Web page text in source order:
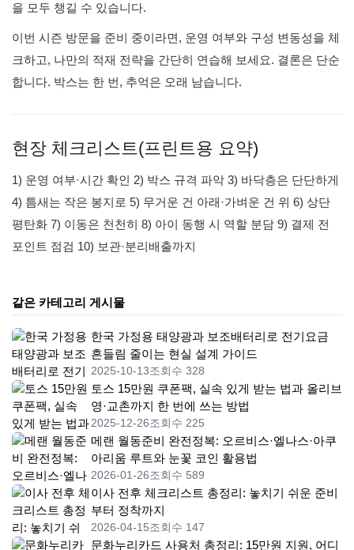
을 모두 챙길 수 있습니다.
이번 시즌 방문을 준비 중이라면, 운영 여부와 구성 변동성을 체
크하고, 나만의 적재 전략을 간단히 연습해 보세요. 결론은 단순
합니다. 박스는 한 번, 추억은 오래 남습니다.
현장 체크리스트(프린트용 요약)
1) 운영 여부·시간 확인 2) 박스 규격 파악 3) 바닥층은 단단하게
4) 틈새는 작은 봉지로 5) 무거운 건 아래·가벼운 건 위 6) 상단
평탄화 7) 이동은 천천히 8) 아이 동행 시 역할 분담 9) 결제 전
포인트 점검 10) 보관·분리배출까지
같은 카테고리 게시물
한국 가정용 태양광과 보조배터리로 전기요금
흔들림 줄이는 현실 설계 가이드
2025-10-13조회수 328
토스 15만원 쿠폰팩, 실속 있게 받는 법과 올리브
영·교촌까지 한 번에 쓰는 방법
2025-12-26조회수 225
메랜 월동준비 완전정복: 오르비스·엘나스·아쿠
아리움 루트와 눈꽃 코인 활용법
2026-01-26조회수 589
이사 전후 체크리스트 총정리: 놓치기 쉬운 준비
부터 정착까지
2026-04-15조회수 147
문화누리카드 사용처 총정리: 15만원 지원, 어디